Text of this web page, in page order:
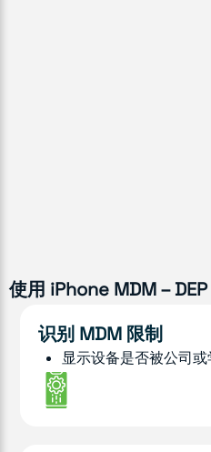
使用 iPhone MDM –
识别 MDM 限制
显示设备是否被公司或